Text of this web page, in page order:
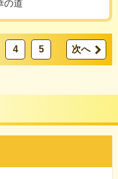
の道
4 5 次へ